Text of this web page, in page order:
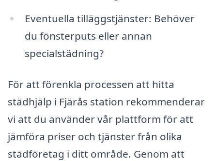
Eventuella tilläggstjänster: Behöver
du fönsterputs eller annan
specialstädning?
För att förenkla processen att hitta
städhjälp i Fjärås station rekommenderar
vi att du använder vår plattform för att
jämföra priser och tjänster från olika
städföretag i ditt område. Genom att